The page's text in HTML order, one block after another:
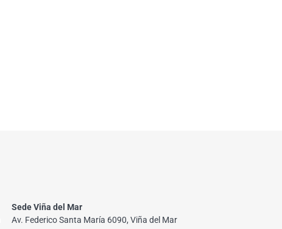
Sede Viña del Mar
Av. Federico Santa María 6090, Viña del Mar